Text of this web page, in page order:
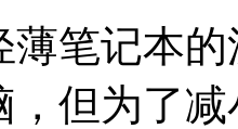
薄笔记本
，但为了